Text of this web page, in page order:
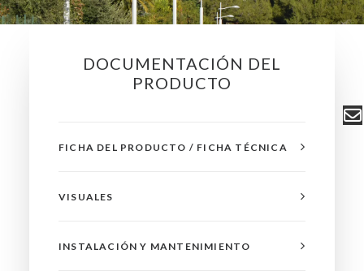
DOCUMENTACIÓN DEL
PRODUCTO
FICHA DEL PRODUCTO / FICHA TÉCNICA
VISUALES
INSTALACIÓN Y MANTENIMIENTO